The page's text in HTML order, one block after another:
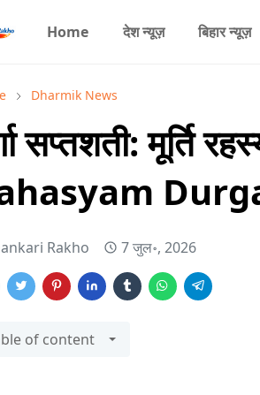
Home देश न्यूज़ बिहार न्यूज़
Dharmik News
सप्तशती: मूर्ति
Rakho 7 जुल॰, 2026
of content